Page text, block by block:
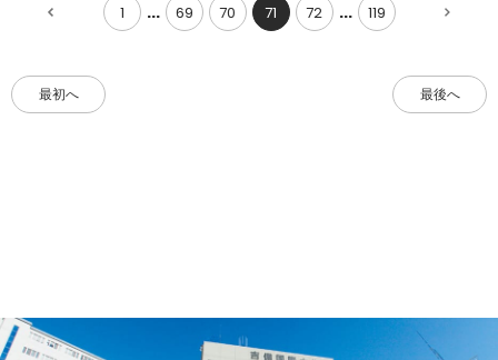
最初へ
前
へ
次
へ
最後へ
1 ... 69 70 71 72 ... 119